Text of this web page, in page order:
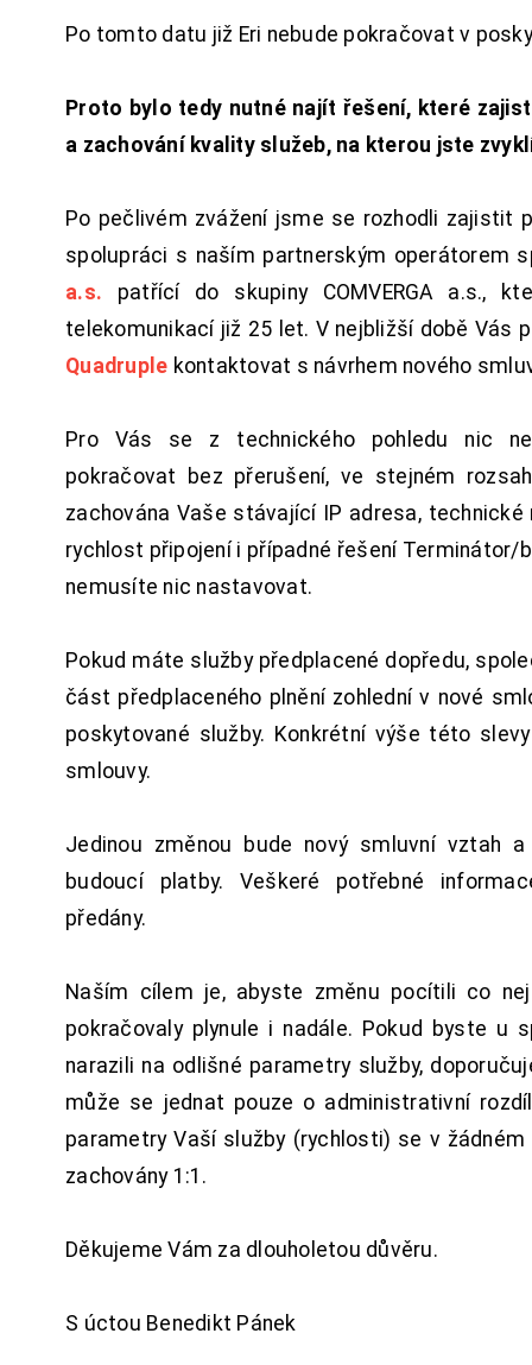
Po tomto datu již Eri nebude pokračovat v
Proto bylo tedy nutné najít řešení, které
a zachování kvality služeb, na kterou jste
Po pečlivém zvážení jsme se rozhodli zajistit
spolupráci s naším partnerským operátorem
a.s. patřící do skupiny COMVERGA a.s.,
telekomunikací již 25 let. V nejbližší době Vás
Quadruple kontaktovat s návrhem nového
Pro Vás se z technického pohledu nic
pokračovat bez přerušení, ve stejném
zachována Vaše stávající IP adresa, technické
rychlost připojení i případné řešení Terminátor/
nemusíte nic nastavovat.
Pokud máte služby předplacené dopředu,
část předplaceného plnění zohlední v nové
poskytované služby. Konkrétní výše této
smlouvy.
Jedinou změnou bude nový smluvní vztah
budoucí platby. Veškeré potřebné
předány.
Naším cílem je, abyste změnu pocítili co
pokračovaly plynule i nadále. Pokud byste u
narazili na odlišné parametry služby,
může se jednat pouze o administrativní
parametry Vaší služby (rychlosti) se v
zachovány 1:1.
Děkujeme Vám za dlouholetou důvěru.
S úctou Benedikt Pánek